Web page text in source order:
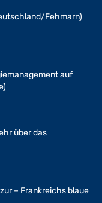
Fehmarn)
auf
über das
– Frankreichs blaue